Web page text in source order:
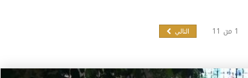
1 من 11 التالي